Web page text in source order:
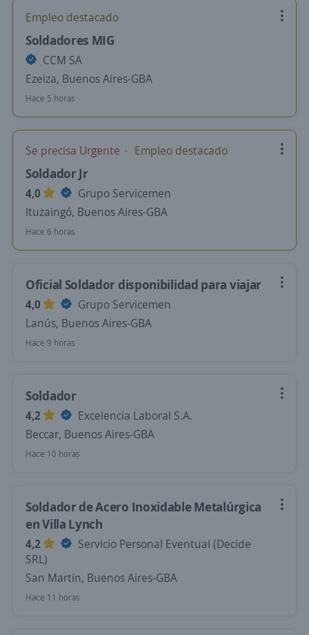
Empleo destacado
Soldadores MIG
CCM SA
Ezeiza, Buenos Aires-GBA
Hace 5 horas
Se precisa Urgente Empleo destacado
Soldador Jr
4,0
Grupo Servicemen
Ituzaingó, Buenos Aires-GBA
Hace 6 horas
Oficial Soldador disponibilidad para viajar
4,0
Grupo Servicemen
Lanús, Buenos Aires-GBA
Hace 9 horas
Soldador
4,2
Excelencia Laboral S.A.
Beccar, Buenos Aires-GBA
Hace 10 horas
Soldador de Acero Inoxidable Metalúrgica
en Villa Lynch
4,2
Servicio Personal Eventual (Decide
SRL)
San Martín, Buenos Aires-GBA
Hace 11 horas